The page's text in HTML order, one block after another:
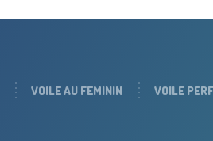
VOILE AU FEMININ VOILE